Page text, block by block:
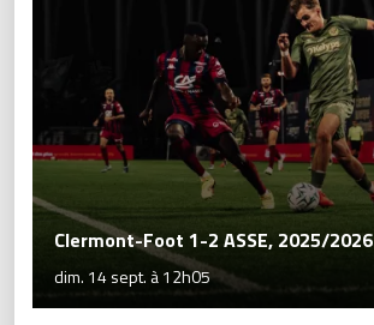
Clermont-Foot 1-2 ASSE, 2025/2026
dim. 14 sept. à 12h05